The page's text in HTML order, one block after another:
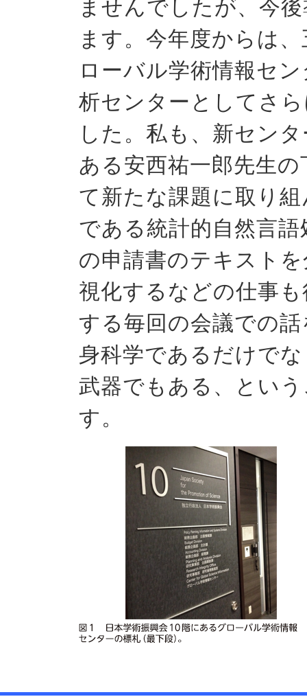
ませんでしたが、今
ます。今年度からは
ローバル学術情報セ
析センターとしてさ
した。私も、新セン
ある安西祐一郎先生
て新たな課題に取り
である統計的自然言
の申請書のテキスト
視化するなどの仕事
する毎回の会議での
身科学であるだけで
武器でもある、とい
す。